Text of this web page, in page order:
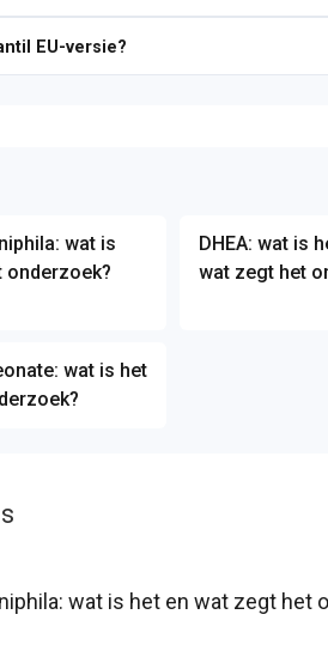
EU-versie?
wat is
onderzoek?
DHEA: wat is
wat zegt het
wat is het
wat is het en wat zegt het